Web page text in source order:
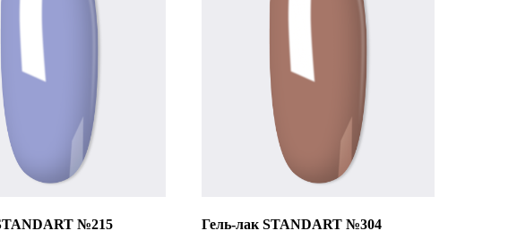
№215 Гель-лак STANDART №304